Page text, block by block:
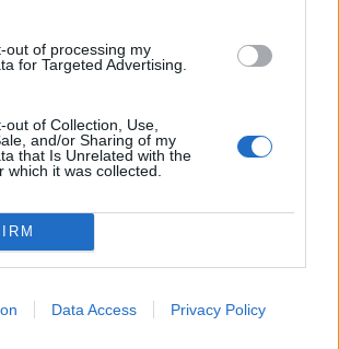
out of processing my
for Targeted Advertising.
out of Collection, Use,
and/or Sharing of my
that Is Unrelated with the
which it was collected.
Data Access Privacy Policy